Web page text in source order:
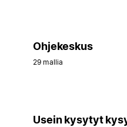
Ohjekeskus
29 mallia
Usein kysytyt